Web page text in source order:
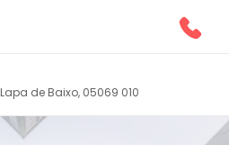
Rua Werner Von Siemens, 111 Lapa de Baixo, 05069 010